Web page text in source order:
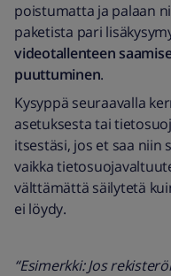
poistumatta ja palaan
paketista pari
videotallenteen
puuttuminen.
Kysyppä seuraavalla
asetuksesta tai
itsestäsi, jos et saa niin
vaikka
välttämättä säilytetä
ei löydy.
“Esimerkki: Jos